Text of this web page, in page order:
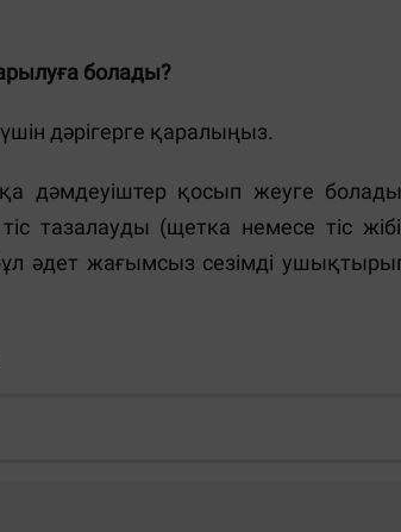
болады?
дәрігерге қаралыңыз.
дәмдеуіштер қосып жеуге
тазалауды (щетка немесе тіс
әдет жағымсыз сезімді